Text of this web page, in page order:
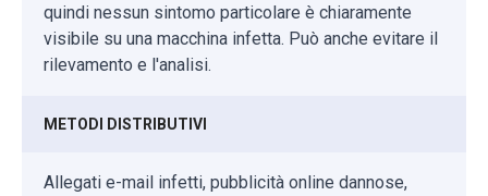
quindi nessun sintomo particolare è chiaramente
visibile su una macchina infetta. Può anche evitare il
rilevamento e l'analisi.
METODI DISTRIBUTIVI
Allegati e-mail infetti, pubblicità online dannose,